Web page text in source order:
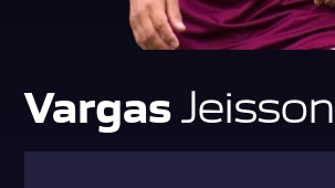
VargasJeisson